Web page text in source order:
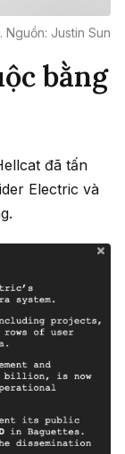
Justin Sun
bằng
đã tấn
Electric và